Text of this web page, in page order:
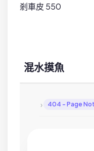
剎車皮 550